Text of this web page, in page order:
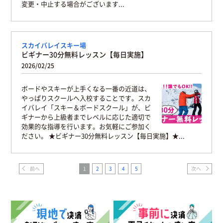
変更・中止する場合がございます...
スカイバレイスキー場
ビギナー30分無料レッスン【毎日実施】
2026/02/25
ボードやスキーが上手くなる一番の近道は、
やっぱりスクールへ入校することです。スカ
イバレイ「スキー＆ボードスクール」が、ビ
ギナーから上級者までレベルに応じた適切で
効果的な指導を行います。お気軽にご参加く
ださい。 ★ビギナー30分無料レッスン【毎日実施】★...
前へ 1 2 3 4 5 次へ